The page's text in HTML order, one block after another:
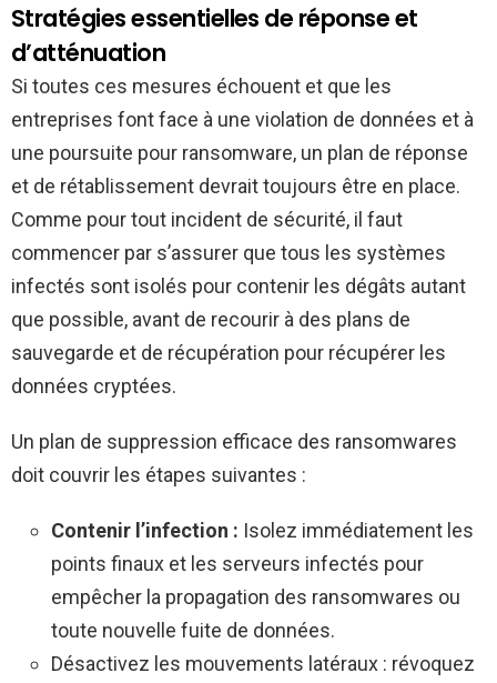
Stratégies essentielles de réponse et
d’atténuation
Si toutes ces mesures échouent et que les
entreprises font face à une violation de données et à
une poursuite pour ransomware, un plan de réponse
et de rétablissement devrait toujours être en place.
Comme pour tout incident de sécurité, il faut
commencer par s’assurer que tous les systèmes
infectés sont isolés pour contenir les dégâts autant
que possible, avant de recourir à des plans de
sauvegarde et de récupération pour récupérer les
données cryptées.
Un plan de suppression efficace des ransomwares
doit couvrir les étapes suivantes :
Contenir l’infection : Isolez immédiatement les
points finaux et les serveurs infectés pour
empêcher la propagation des ransomwares ou
toute nouvelle fuite de données.
Désactivez les mouvements latéraux : révoquez